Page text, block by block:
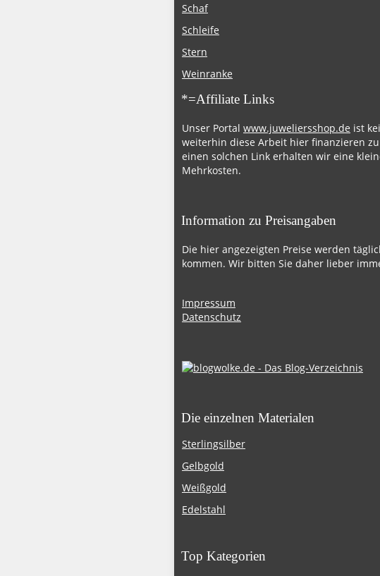
Schaf
Schleife
Stern
Weinranke
*=Affiliate Links
Unser Portal www.juweliersshop.de ist
weiterhin diese Arbeit hier finanzieren
einen solchen Link erhalten wir eine
Mehrkosten.
Information zu Preisangaben
Die hier angezeigten Preise werden
kommen. Wir bitten Sie daher lieber
Impressum
Datenschutz
Die einzelnen Materialen
Sterlingsilber
Gelbgold
Weißgold
Edelstahl
Top Kategorien